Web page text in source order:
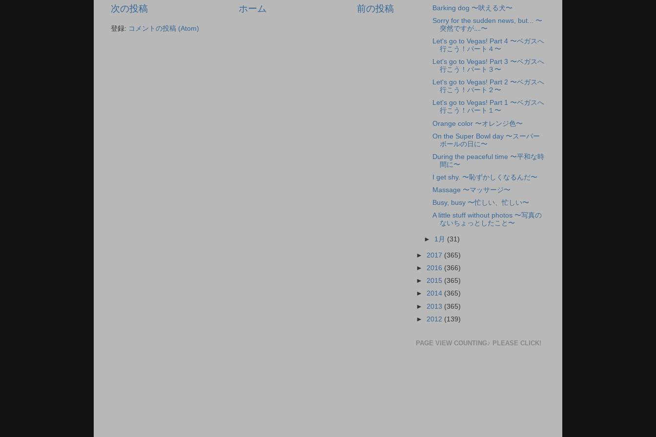
次の投稿 前の投稿
ホーム
登録: コメントの投稿 (Atom)
Barking dog 〜吠える犬〜
Sorry for the sudden news, but... 〜
突然ですが‥‥〜
Let's go to Vegas! Part 4 〜ベガスへ
行こう！パート４〜
Let's go to Vegas! Part 3 〜ベガスへ
行こう！パート３〜
Let's go to Vegas! Part 2 〜ベガスへ
行こう！パート２〜
Let's go to Vegas! Part 1 〜ベガスへ
行こう！パート１〜
Orange color 〜オレンジ色〜
On the Super Bowl day 〜スーパー
ボールの日に〜
During the peaceful time 〜平和な時
間に〜
I get shy. 〜恥ずかしくなるんだ〜
Massage 〜マッサージ〜
Busy, busy 〜忙しい、忙しい〜
A little stuff without photos 〜写真の
ないちょっとしたこと〜
► 1月 (31)
► 2017 (365)
► 2016 (366)
► 2015 (365)
► 2014 (365)
► 2013 (365)
► 2012 (139)
PAGE VIEW COUNTING♪ PLEASE CLICK!